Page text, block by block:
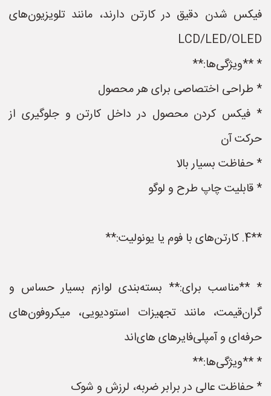
فیکس شدن دقیق در کارتن دارند، مانند تلویزیون‌های
LCD/LED/OLED
* **ویژگی‌ها:**
* طراحی اختصاصی برای هر محصول
* فیکس کردن محصول در داخل کارتن و جلوگیری از
حرکت آن
* حفاظت بسیار بالا
* قابلیت چاپ طرح و لوگو
**4. کارتن‌های با فوم یا یونولیت:**
* **مناسب برای:** بسته‌بندی لوازم بسیار حساس و
گران‌قیمت، مانند تجهیزات استودیویی، میکروفون‌های
حرفه‌ای و آمپلی‌فایرهای های‌اند
* **ویژگی‌ها:**
* حفاظت عالی در برابر ضربه، لرزش و شوک